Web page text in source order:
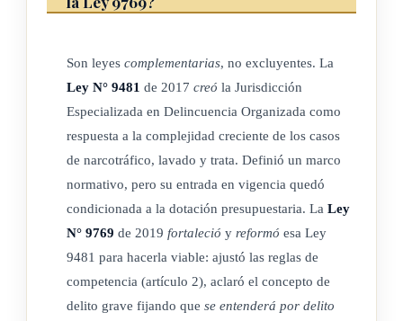
las juezas o los jueces propietarios y suplentes.
las etapas preparatoria e intermedia.
Artículo 101 bis-
Para ser jueza o juez del Juzgado Especializado en
Delincuencia Organizada y juez o jueza tramitadora del
Tribunal Penal y del Tribunal de Apelación de Sentencia
Especializado en Delincuencia Organizada, titular o suplente,
se requiere:
1-) Ser costarricense en ejercicio de sus derechos ciudadanos.
Son leyes complementarias, no excluyentes. La
Ley N° 9481 de 2017 creó la Jurisdicción
Especializada en Delincuencia Organizada como
respuesta a la complejidad creciente de los casos
de narcotráfico, lavado y trata. Definió un marco
normativo, pero su entrada en vigencia quedó
condicionada a la dotación presupuestaria. La Ley
N° 9769 de 2019 fortaleció y reformó esa Ley
9481 para hacerla viable: ajustó las reglas de
competencia (artículo 2), aclaró el concepto de
delito grave fijando que se entenderá por delito